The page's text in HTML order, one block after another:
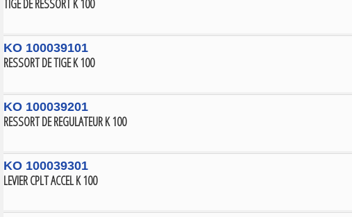
TIGE DE RESSORT K 100
KO 100039101
RESSORT DE TIGE K 100
KO 100039201
RESSORT DE REGULATEUR K 100
KO 100039301
LEVIER CPLT ACCEL K 100